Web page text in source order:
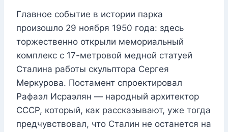
Главное событие в истории парка
произошло 29 ноября 1950 года: здесь
торжественно открыли мемориальный
комплекс с 17-метровой медной статуей
Сталина работы скульптора Сергея
Меркурова. Постамент спроектировал
Рафаэл Исраэлян — народный архитектор
СССР, который, как рассказывают, уже тогда
предчувствовал, что Сталин не останется на